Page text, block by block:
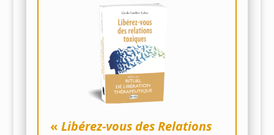
« Libérez-vous des Relations